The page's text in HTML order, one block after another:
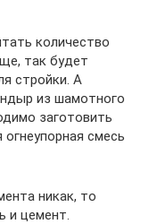
количество
так будет
стройки. А
из шамотного
заготовить
смесь
никак, то
и цемент.